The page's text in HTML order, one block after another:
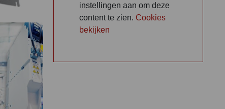
instellingen aan om deze
content te zien. Cookies
bekijken